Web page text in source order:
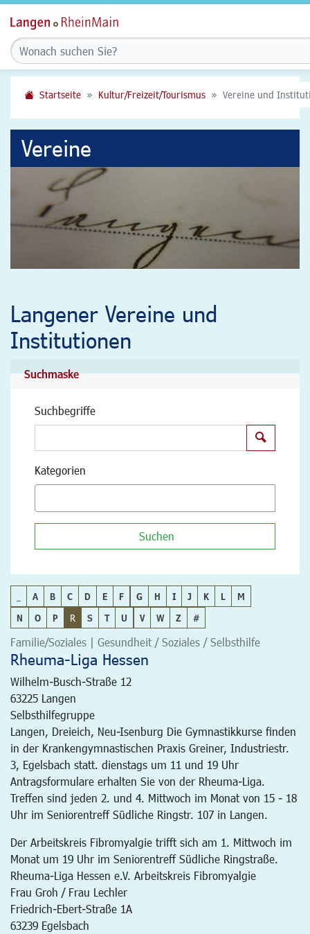
Startseite Kultur/Freizeit/Tourismus Vereine und
Vereine
Langener Vereine und
Institutionen
Suchmaske
Suchbegriffe
Kategorien
Suchen
A B C D E F G H I J K L
M
N
O P R S T U V W Z #
Familie/Soziales | Gesundheit / Soziales / Selbsthilfe
Rheuma-Liga Hessen
Wilhelm-Busch-Straße 12
63225 Langen
Selbsthilfegruppe
Langen, Dreieich, Neu-Isenburg Die Gymnastikkurse finden
in der Krankengymnastischen Praxis Greiner, Industriestr.
3, Egelsbach statt. dienstags um 11 und 19 Uhr
Antragsformulare erhalten Sie von der Rheuma-Liga.
Treffen sind jeden 2. und 4. Mittwoch im Monat von 15 - 18
Uhr im Seniorentreff Südliche Ringstr. 107 in Langen.
Der Arbeitskreis Fibromyalgie trifft sich am 1. Mittwoch im
Monat um 19 Uhr im Seniorentreff Südliche Ringstraße.
Rheuma-Liga Hessen e.V. Arbeitskreis Fibromyalgie
Frau Groh / Frau Lechler
Friedrich-Ebert-Straße 1A
63239 Egelsbach